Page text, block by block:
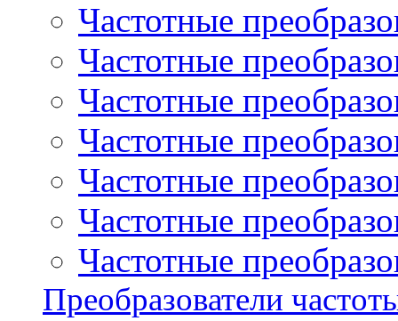
Частотные
Частотные
Частотные
Частотные
Частотные
Частотные
Частотные
Преобразователи